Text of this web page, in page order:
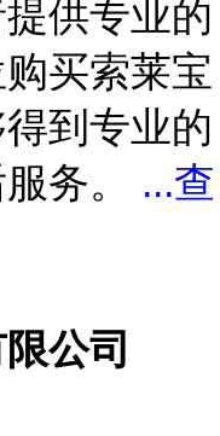
供专业的
买索莱宝
到专业的
务。 ...查
公司